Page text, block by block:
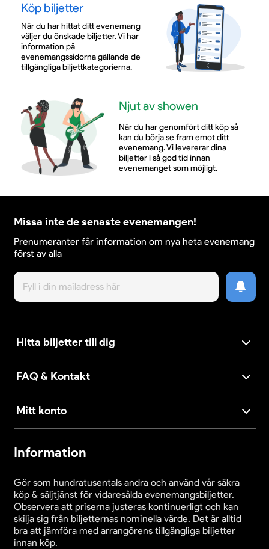
Köp biljetter
När du har hittat ditt evenemang
väljer du önskade biljetter. Vi har
information på
evenemangssidorna gällande de
tillgängliga biljettkategorierna.
Njut av showen
När du har genomfört ditt köp så
kan du börja se fram emot ditt
evenemang. Vi levererar dina
biljetter i så god tid innan
evenemanget som möjligt.
Missa inte de senaste evenemangen!
Prenumeranter får information om nya heta evenemang
först av alla
Hitta biljetter till dig
FAQ & Kontakt
Mitt konto
Information
Gör som hundratusentals andra och använd vår säkra
köp & säljtjänst för vidaresålda evenemangsbiljetter.
Observera att priserna justeras kontinuerligt och kan
skilja sig från biljetternas nominella värde. Det är alltid
bra att jämföra med arrangörens tillgängliga biljetter
innan köp.